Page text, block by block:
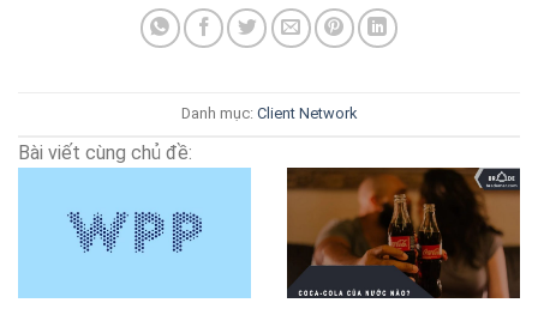
Danh mục: Client Network
Bài viết cùng chủ đề: